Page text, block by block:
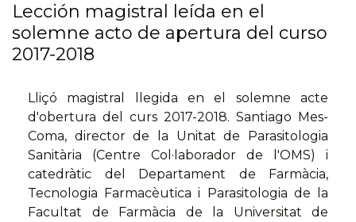
Lección magistral leída en el
solemne acto de apertura del curso
2017-2018
Lliçó magistral llegida en el solemne acte
d'obertura del curs 2017-2018. Santiago Mes-
Coma, director de la Unitat de Parasitologia
Sanitària (Centre Col·laborador de l'OMS) i
catedràtic del Departament de Farmàcia,
Tecnologia Farmacèutica i Parasitologia de la
Facultat de Farmàcia de la Universitat de